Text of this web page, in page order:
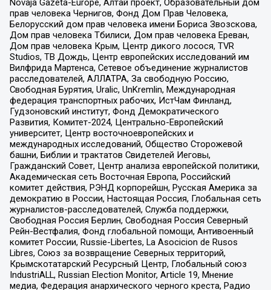
Novaja Gazeta-Europe, Алтай проект, Образовательный дом
прав человека Чернигов, Фонд Дом Прав Человека,
Белорусский дом прав человека имени Бориса Звозскова,
Дом прав человека Тбилиси, Дом прав человека Ереван,
Дом прав человека Крым, Центр дикого лосося, TVR
Studios, ТВ Дождь, Центр европейских исследований им
Вилфрида Мартенса, Сетевое объединение журналистов
расследователей, АЛЛАТРА, За свободную Россию,
Свободная Бурятия, Uralic, UnKremlin, Международная
федерация транспортных рабочих, ИстЧам Финланд,
Гудзоновский институт, Фонд Демократического
Развития, Комитет-2024, Центрально-Европейский
университет, Центр восточноевропейских и
международных исследований, Общество Сторожевой
башни, Библии и трактатов Свидетелей Иеговы,
Гражданский Совет, Центр анализа европейской политики,
Академическая сеть Восточная Европа, Российский
комитет действия, РЭНД корпорейшн, Русская Америка за
демократию в России, Настоящая Россия, Глобальная сеть
журналистов-расследователей, Служба поддержки,
Свободная Россия Берлин, Свободная Россия Северный
Рейн-Вестфалия, Фонд глобальной помощи, Антивоенный
комитет России, Russie-Libertes, La Asocicion de Rusos
Libres, Союз за возвращение Северных территорий,
Крымскотатарский Ресурсный Центр, Глобальный союз
IndustriALL, Russian Election Monitor, Article 19, Мнение
медиа, Федерация анархического черного креста, Радио